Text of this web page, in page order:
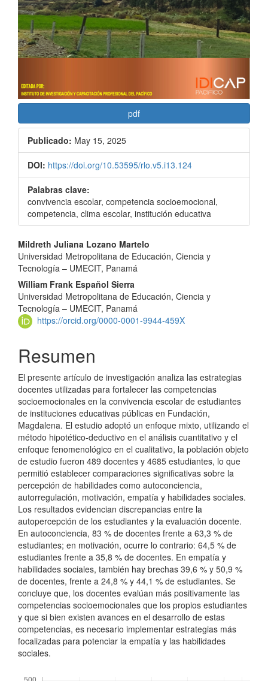
pdf
Publicado: May 15, 2025
DOI: https://doi.org/10.53595/rlo.v5.i13.124
Palabras clave:
convivencia escolar, competencia socioemocional,
competencia, clima escolar, institución educativa
Contenido
principal
del
artículo
Mildreth Juliana Lozano Martelo
Universidad Metropolitana de Educación, Ciencia y
Tecnología – UMECIT, Panamá
William Frank Español Sierra
Universidad Metropolitana de Educación, Ciencia y
Tecnología – UMECIT, Panamá
https://orcid.org/0000-0001-9944-459X
Resumen
El presente artículo de investigación analiza las estrategias
docentes utilizadas para fortalecer las competencias
socioemocionales en la convivencia escolar de estudiantes
de instituciones educativas públicas en Fundación,
Magdalena. El estudio adoptó un enfoque mixto, utilizando el
método hipotético-deductivo en el análisis cuantitativo y el
enfoque fenomenológico en el cualitativo, la población objeto
de estudio fueron 489 docentes y 4685 estudiantes, lo que
permitió establecer comparaciones significativas sobre la
percepción de habilidades como autoconciencia,
autorregulación, motivación, empatía y habilidades sociales.
Los resultados evidencian discrepancias entre la
autopercepción de los estudiantes y la evaluación docente.
En autoconciencia, 83 % de docentes frente a 63,3 % de
estudiantes; en motivación, ocurre lo contrario: 64,5 % de
estudiantes frente a 35,8 % de docentes. En empatía y
habilidades sociales, también hay brechas 39,6 % y 50,9 %
de docentes, frente a 24,8 % y 44,1 % de estudiantes. Se
concluye que, los docentes evalúan más positivamente las
competencias socioemocionales que los propios estudiantes
y que si bien existen avances en el desarrollo de estas
competencias, es necesario implementar estrategias más
focalizadas para potenciar la empatía y las habilidades
sociales.